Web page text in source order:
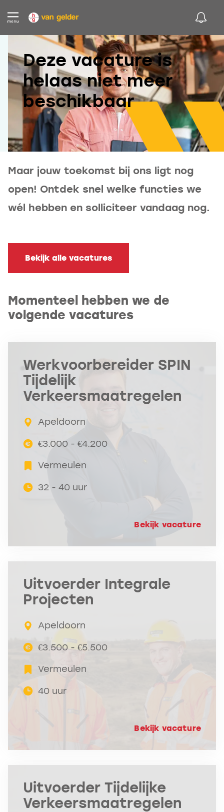
Deze vacature is
helaas niet meer
beschikbaar
Maar jouw toekomst bij ons ligt nog
open! Ontdek snel welke functies we
wél hebben en solliciteer vandaag nog.
Bekijk alle vacatures
Momenteel hebben we de
volgende vacatures
Werkvoorbereider SPIN
Tijdelijk
Verkeersmaatregelen
Apeldoorn
€3.000 - €4.200
Vermeulen
32 - 40 uur
Bekijk vacature
Uitvoerder Integrale
Projecten
Apeldoorn
€3.500 - €5.500
Vermeulen
40 uur
Bekijk vacature
Uitvoerder Tijdelijke
Verkeersmaatregelen